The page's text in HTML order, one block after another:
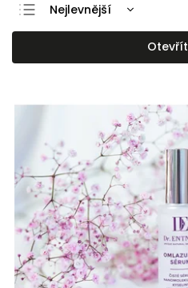
Nejlevnější
Nejdražší
Nejprodávanější